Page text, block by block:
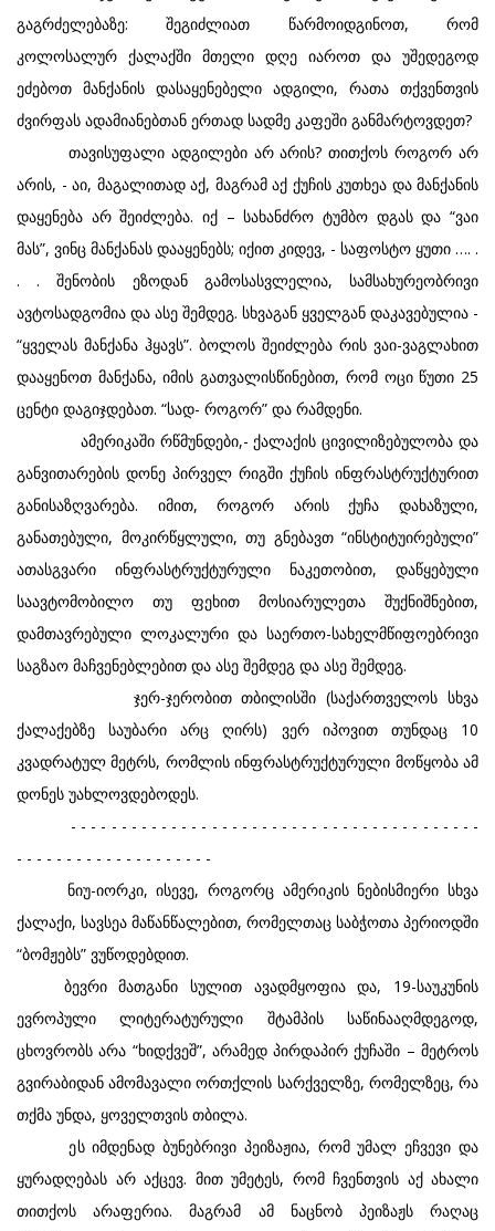
გაგრძელებაზე: შეგიძლიათ წარმოიდგინოთ, რომ
კოლოსალურ ქალაქში მთელი დღე იაროთ და უშედეგოდ
ეძებოთ მანქანის დასაყენებელი ადგილი, რათა თქვენთვის
ძვირფას ადამიანებთან ერთად სადმე კაფეში განმარტოვდეთ?
თავისუფალი ადგილები არ არის? თითქოს როგორ არ
არის, - აი, მაგალითად აქ, მაგრამ აქ ქუჩის კუთხეა და მანქანის
დაყენება არ შეიძლება. იქ – სახანძრო ტუმბო დგას და “ვაი
მას”, ვინც მანქანას დააყენებს; იქით კიდევ, - საფოსტო ყუთი …. .
. . შენობის ეზოდან გამოსასვლელია, სამსახურეობრივი
ავტოსადგომია და ასე შემდეგ. სხვაგან ყველგან დაკავებულია -
“ყველას მანქანა ჰყავს”. ბოლოს შეიძლება რის ვაი-ვაგლახით
დააყენოთ მანქანა, იმის გათვალისწინებით, რომ ოცი წუთი 25
ცენტი დაგიჯდებათ. “სად- როგორ” და რამდენი.
ამერიკაში რწმუნდები,- ქალაქის ცივილიზებულობა და
განვითარების დონე პირველ რიგში ქუჩის ინფრასტრუქტურით
განისაზღვარება. იმით, როგორ არის ქუჩა დახაზული,
განათებული, მოკირწყლული, თუ გნებავთ “ინსტიტუირებული”
ათასგვარი ინფრასტრუქტურული ნაკეთობით, დაწყებული
საავტომობილო თუ ფეხით მოსიარულეთა შუქნიშნებით,
დამთავრებული ლოკალური და საერთო-სახელმწიფოებრივი
საგზაო მაჩვენებლებით და ასე შემდეგ და ასე შემდეგ.
ჯერ-ჯერობით თბილისში (საქართველოს სხვა
ქალაქებზე საუბარი არც ღირს) ვერ იპოვით თუნდაც 10
კვადრატულ მეტრს, რომლის ინფრასტრუქტურული მოწყობა ამ
დონეს უახლოვდებოდეს.
- - - - - - - - - - - - - - - - - - - - - - - - - - - - - - - - - - - - - - - - -
- - - - - - - - - - - - - - - - - - - -
ნიუ-იორკი, ისევე, როგორც ამერიკის ნებისმიერი სხვა
ქალაქი, სავსეა მაწანწალებით, რომელთაც საბჭოთა პერიოდში
“ბომჟებს” ვუწოდებდით.
ბევრი მათგანი სულით ავადმყოფია და, 19-საუკუნის
ევროპული ლიტერატურული შტამპის საწინააღმდეგოდ,
ცხოვრობს არა “ხიდქვეშ”, არამედ პირდაპირ ქუჩაში – მეტროს
გვირაბიდან ამომავალი ორთქლის სარქველზე, რომელზეც, რა
თქმა უნდა, ყოველთვის თბილა.
ეს იმდენად ბუნებრივი პეიზაჟია, რომ უმალ ეჩვევი და
ყურადღებას არ აქცევ. მით უმეტეს, რომ ჩვენთვის აქ ახალი
თითქოს არაფერია. მაგრამ ამ ნაცნობ პეიზაჟს რაღაც